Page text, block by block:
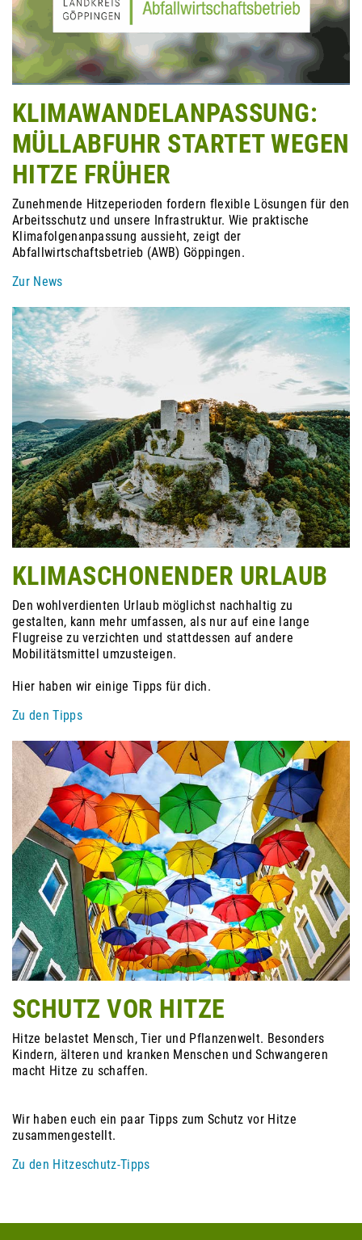
KLIMAWANDELANPASSUNG:
MÜLLABFUHR STARTET WEGEN
HITZE FRÜHER
Zunehmende Hitzeperioden fordern flexible Lösungen für den
Arbeitsschutz und unsere Infrastruktur. Wie praktische
Klimafolgenanpassung aussieht, zeigt der
Abfallwirtschaftsbetrieb (AWB) Göppingen.
Zur News
KLIMASCHONENDER URLAUB
Den wohlverdienten Urlaub möglichst nachhaltig zu
gestalten, kann mehr umfassen, als nur auf eine lange
Flugreise zu verzichten und stattdessen auf andere
Mobilitätsmittel umzusteigen.
Hier haben wir einige Tipps für dich.
Zu den Tipps
SCHUTZ VOR HITZE
Hitze belastet Mensch, Tier und Pflanzenwelt. Besonders
Kindern, älteren und kranken Menschen und Schwangeren
macht Hitze zu schaffen.
Wir haben euch ein paar Tipps zum Schutz vor Hitze
zusammengestellt.
Zu den Hitzeschutz-Tipps